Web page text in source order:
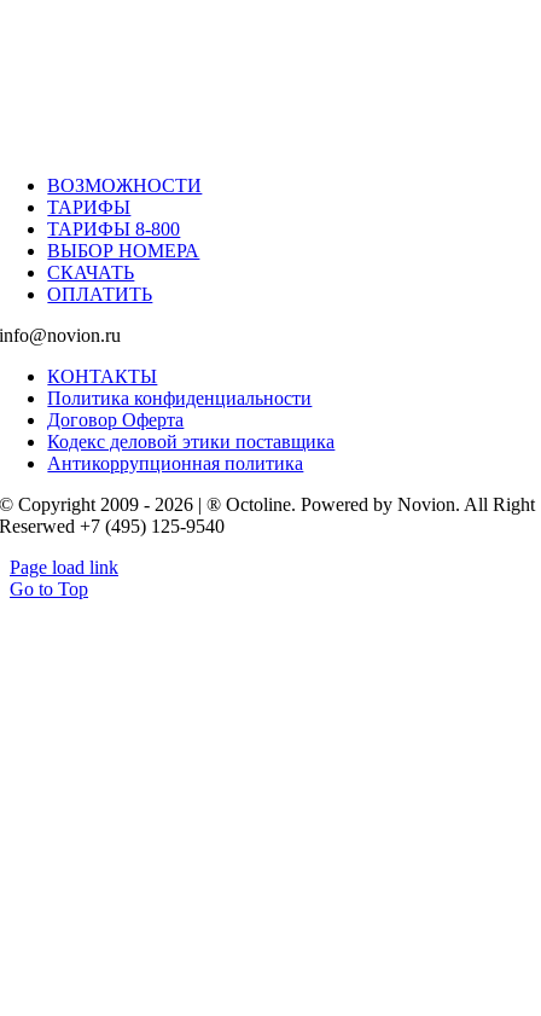
ВОЗМОЖНОСТИ
ТАРИФЫ
ТАРИФЫ 8-800
ВЫБОР НОМЕРА
СКАЧАТЬ
ОПЛАТИТЬ
info@novion.ru
КОНТАКТЫ
Политика конфиденциальности
Договор Оферта
Кодекс деловой этики поставщика
Антикоррупционная политика
© Copyright 2009 - 2026 | ® Octoline. Powered by Novion. All Right
Reserwed +7 (495) 125-9540
Page load link
Go to Top